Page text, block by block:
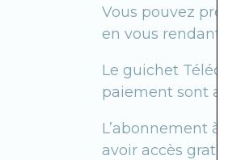
Vous pouvez
en vous rendant
Le guichet
paiement sont
L’abonnement à
avoir accès